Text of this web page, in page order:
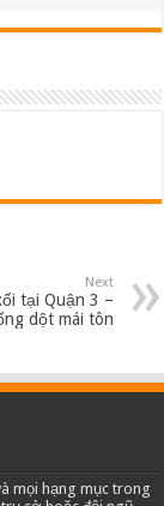
Next
tại Quận 3 –
dột mái tôn
mọi hạng mục trong